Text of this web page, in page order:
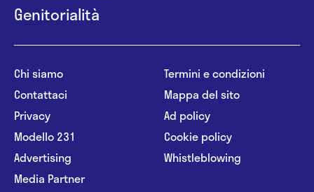
Genitorialità
Chi siamo
Contattaci
Privacy
Modello 231
Advertising
Media Partner
Termini e condizioni
Mappa del sito
Ad policy
Cookie policy
Whistleblowing